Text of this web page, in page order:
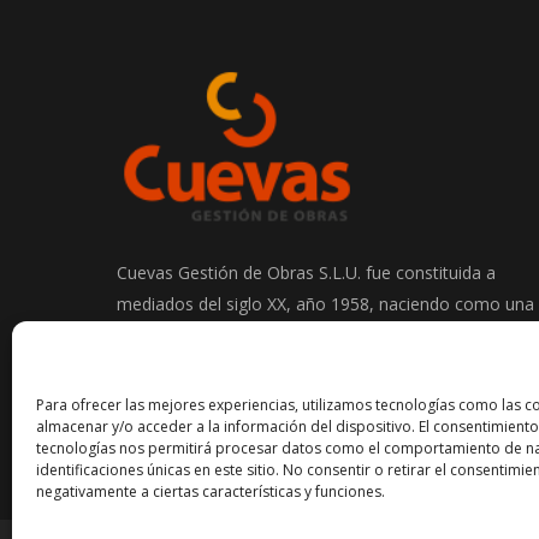
Para ofrecer las mejores experiencias, utilizamos tecnologías como las
almacenar y/o acceder a la información del dispositivo. El
tecnologías nos permitirá procesar datos como el comportamiento de
identificaciones únicas en este sitio. No consentir o retirar el
negativamente a ciertas características y funciones.
Cuevas Gestión de Obras S.L.U. fue constituida a
mediados del siglo XX, año 1958, naciendo como una